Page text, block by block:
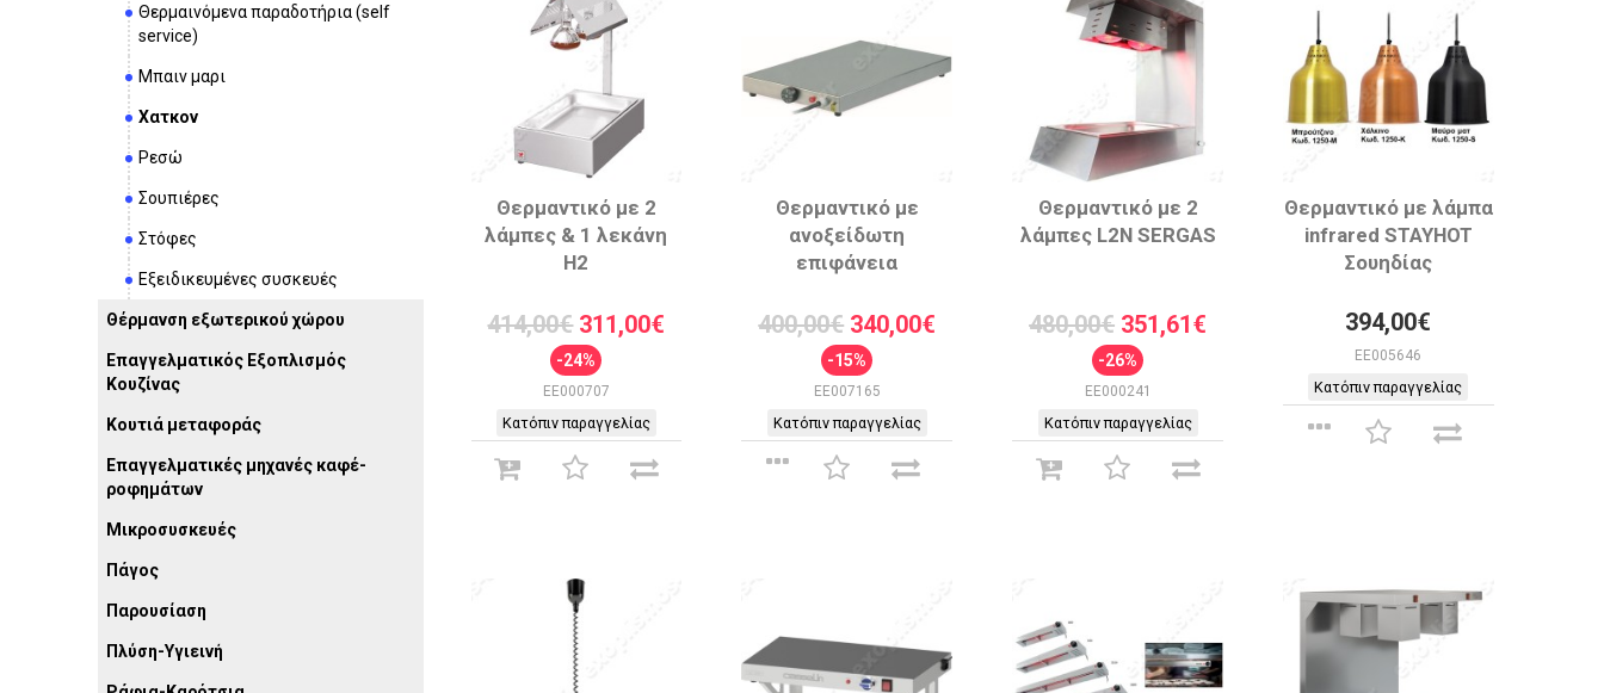
Θερμαινόμενα παραδoτήρια (self
service)
Μπαιν μαρι
Χατκον
Ρεσώ
Σουπιέρες
Στόφες
Εξειδικευμένες συσκευές
Θέρμανση εξωτερικού χώρου
Επαγγελματικός Εξοπλισμός
Κουζίνας
Κουτιά μεταφοράς
Επαγγελματικές μηχανές καφέ-
ροφημάτων
Μικροσυσκευές
Πάγος
Παρουσίαση
Πλύση-Υγιεινή
Θερμαντικό με 2
λάμπες & 1 λεκάνη
H2
414,00€ 311,00€
-24%
EE000707
Κατόπιν παραγγελίας
Θερμαντικό με
ανοξείδωτη
επιφάνεια
400,00€ 340,00€
-15%
EE007165
Κατόπιν παραγγελίας
Θερμαντικό με 2
λάμπες L2N SERGAS
480,00€ 351,61€
-26%
EE000241
Κατόπιν παραγγελίας
Θερμαντικό με λάμπα
infrared STAYHOT
Σουηδίας
394,00€
EE005646
Κατόπιν παραγγελίας